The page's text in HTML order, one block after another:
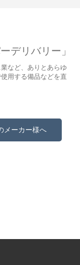
デリバリー」
など、ありとあらゆ
用する備品などを直
メーカー様へ